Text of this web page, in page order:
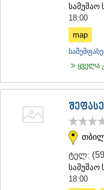
სამუშაო
18:00
map
ყველა
ტელ:
სამუშაო
18:00